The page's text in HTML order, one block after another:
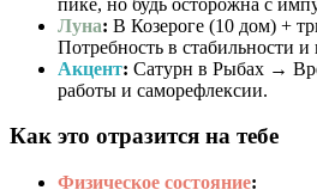
Луна: В Козероге (10 дом) +
Потребность в стабильности
Акцент: Сатурн в Рыбах →
работы и саморефлексии.
Как это отразится на тебе
Физическое состояние: